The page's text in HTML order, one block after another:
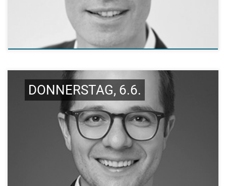
DONNERSTAG, 6.6.